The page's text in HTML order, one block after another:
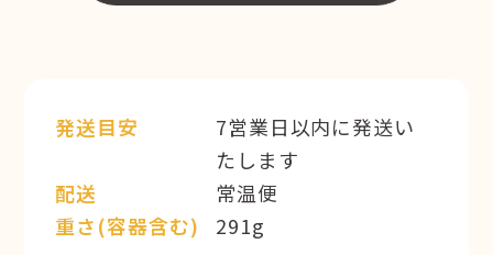
発送目安
7営業日以内に発送い
たします
配送
常温便
重さ(容器含む)
291g